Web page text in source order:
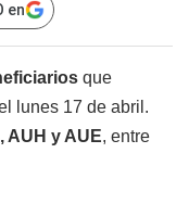
en
que
lunes 17 de abril.
AUH y AUE, entre